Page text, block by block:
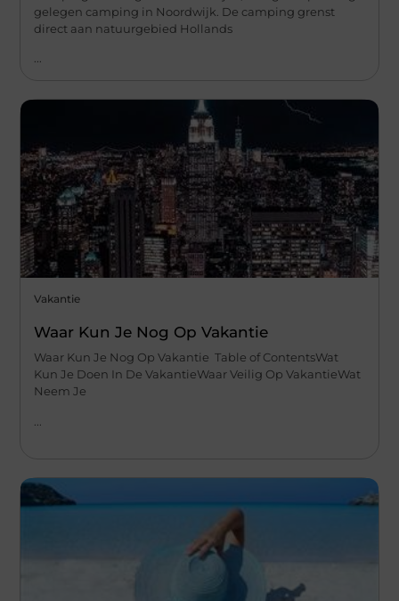
gelegen camping in Noordwijk. De camping grenst
direct aan natuurgebied Hollands
...
Vakantie
Waar Kun Je Nog Op Vakantie
Waar Kun Je Nog Op Vakantie Table of ContentsWat
Kun Je Doen In De VakantieWaar Veilig Op VakantieWat
Neem Je